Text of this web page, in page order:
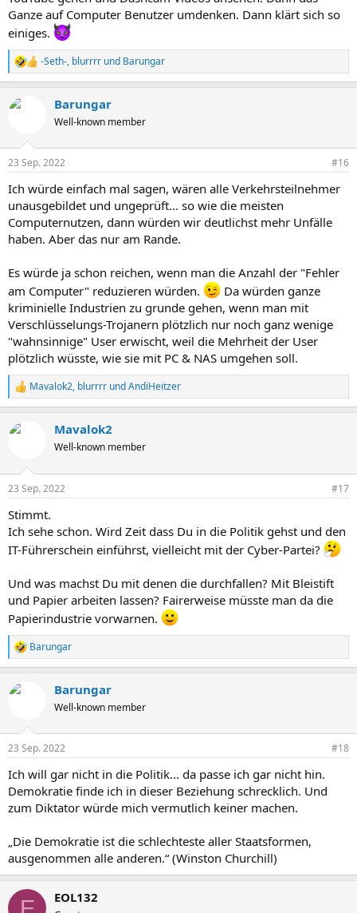
Ganze auf Computer Benutzer umdenken. Dann klärt sich so
einiges.
R
e
k
e
:
-Seth-, blurrrr und Barungar
Barungar
Well-known member
23 Sep. 2022 #16
Ich würde einfach mal sagen, wären alle Verkehrsteilnehmer
unausgebildet und ungeprüft... so wie die meisten
Computernutzen, dann würden wir deutlichst mehr Unfälle
haben. Aber das nur am Rande.
Es würde ja schon reichen, wenn man die Anzahl der "Fehler
am Computer" reduzieren würden.
Da würden ganze
kriminielle Industrien zu grunde gehen, wenn man mit
Verschlüsselungs-Trojanern plötzlich nur noch ganz wenige
"wahnsinnige" User erwischt, weil die Mehrheit der User
plötzlich wüsste, wie sie mit PC & NAS umgehen soll.
R
e
k
e
:
Mavalok2, blurrrr undAndiHeitzer
Mavalok2
Well-known member
23 Sep. 2022 #17
Stimmt.
Ich sehe schon. Wird Zeit dass Du in die Politik gehst und den
IT-Führerschein einführst, vielleicht mit der Cyber-Partei?
Und was machst Du mit denen die durchfallen? Mit Bleistift
und Papier arbeiten lassen? Fairerweise müsste man da die
Papierindustrie vorwarnen.
R
e
k
e
:
Barungar
Barungar
Well-known member
23 Sep. 2022 #18
Ich will gar nicht in die Politik... da passe ich gar nicht hin.
Demokratie finde ich in dieser Beziehung schrecklich. Und
zum Diktator würde mich vermutlich keiner machen.
„Die Demokratie ist die schlechteste aller Staatsformen,
ausgenommen alle anderen.“ (Winston Churchill)
E EOL132